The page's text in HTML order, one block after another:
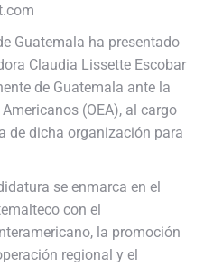
Guatemala ha presentado
Claudia Lissette Escobar
de Guatemala ante la
(OEA), al cargo
de dicha organización para
se enmarca en el
con el
la promoción
regional y el